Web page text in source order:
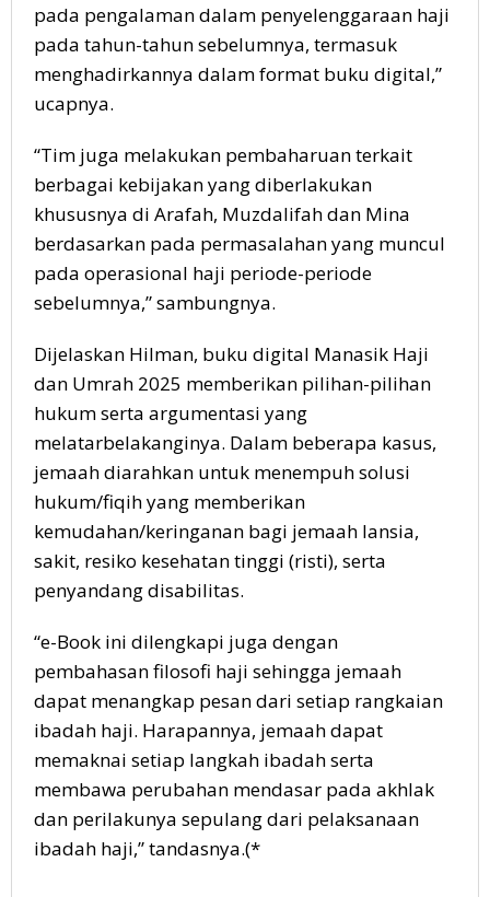
pada pengalaman dalam penyelenggaraan haji
pada tahun-tahun sebelumnya, termasuk
menghadirkannya dalam format buku digital,”
ucapnya.
“Tim juga melakukan pembaharuan terkait
berbagai kebijakan yang diberlakukan
khususnya di Arafah, Muzdalifah dan Mina
berdasarkan pada permasalahan yang muncul
pada operasional haji periode-periode
sebelumnya,” sambungnya.
Dijelaskan Hilman, buku digital Manasik Haji
dan Umrah 2025 memberikan pilihan-pilihan
hukum serta argumentasi yang
melatarbelakanginya. Dalam beberapa kasus,
jemaah diarahkan untuk menempuh solusi
hukum/fiqih yang memberikan
kemudahan/keringanan bagi jemaah lansia,
sakit, resiko kesehatan tinggi (risti), serta
penyandang disabilitas.
“e-Book ini dilengkapi juga dengan
pembahasan filosofi haji sehingga jemaah
dapat menangkap pesan dari setiap rangkaian
ibadah haji. Harapannya, jemaah dapat
memaknai setiap langkah ibadah serta
membawa perubahan mendasar pada akhlak
dan perilakunya sepulang dari pelaksanaan
ibadah haji,” tandasnya.(*